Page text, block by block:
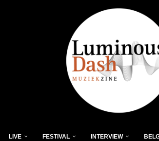
LIVE FESTIVAL INTERVIEW